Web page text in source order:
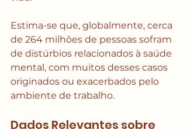
Estima-se que, globalmente, cerca
de 264 milhões de pessoas sofram
de distúrbios relacionados à saúde
mental, com muitos desses casos
originados ou exacerbados pelo
ambiente de trabalho.
Dados Relevantes sobre